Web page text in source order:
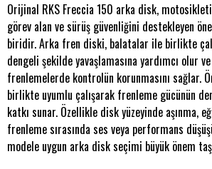
Orijinal RKS Freccia 150 arka disk,
görev alan ve sürüş güvenliğini destekleyen
biridir. Arka fren diski, balatalar ile birlikte
dengeli şekilde yavaşlamasına yardımcı olur
frenlemelerde kontrolün korunmasını sağlar.
birlikte uyumlu çalışarak frenleme gücünün
katkı sunar. Özellikle disk yüzeyinde aşınma,
frenleme sırasında ses veya performans
modele uygun arka disk seçimi büyük önem